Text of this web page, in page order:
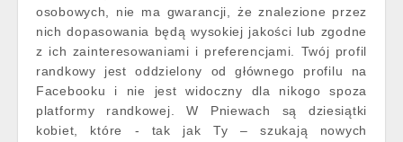
osobowych, nie ma gwarancji, że znalezione przez
nich dopasowania będą wysokiej jakości lub zgodne
z ich zainteresowaniami i preferencjami. Twój profil
randkowy jest oddzielony od głównego profilu na
Facebooku i nie jest widoczny dla nikogo spoza
platformy randkowej. W Pniewach są dziesiątki
kobiet, które - tak jak Ty – szukają nowych